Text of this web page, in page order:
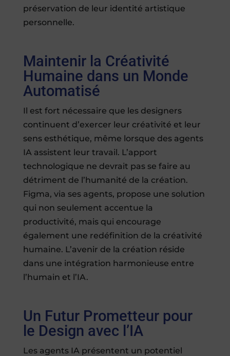
préservation de leur identité artistique
personnelle.
Maintenir la Créativité
Humaine dans un Monde
Automatisé
Il est fort nécessaire que les designers
continuent d’exercer leur créativité et leur
sens esthétique, même lorsque des agents
IA assistent leur travail. L’apport
technologique ne devrait pas se faire au
détriment de l’humanité de la création.
Figma, via ses agents, propose une solution
qui non seulement accentue la
productivité, mais qui encourage
également une redéfinition de la créativité
humaine. L’avenir de la création réside
dans une intégration harmonieuse entre
l’humain et l’IA.
Un Futur Prometteur pour
le Design avec l’IA
Les agents IA présentent un potentiel